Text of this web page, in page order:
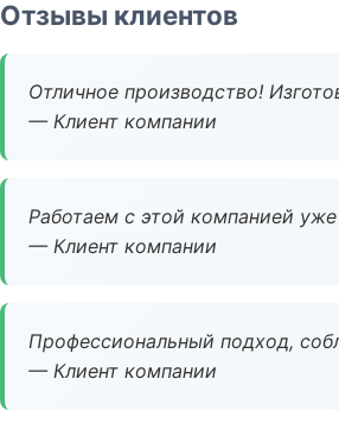
Отзывы клиентов
Отличное производство!
— Клиент компании
Работаем с этой компанией уже
— Клиент компании
Профессиональный подход,
— Клиент компании